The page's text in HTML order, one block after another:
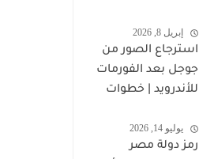
إبريل 8, 2026
استرجاع الصور من
جوجل بعد الفورمات
للأندرويد | خطوات
يوليو 14, 2026
رمز دولة مصر